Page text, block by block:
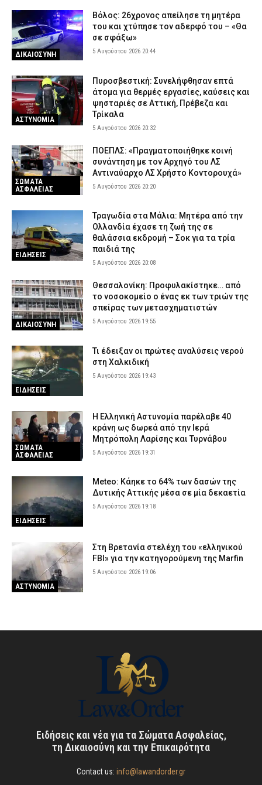
ΔΙΚΑΙΟΣΥΝΗ
Βόλος: 26χρονος απείλησε τη μητέρα
του και χτύπησε τον αδερφό του – «Θα
σε σφάξω»
5 Αυγούστου 2026 20:44
ΑΣΤΥΝΟΜΙΑ
Πυροσβεστική: Συνελήφθησαν επτά
άτομα για θερμές εργασίες, καύσεις και
ψησταριές σε Αττική, Πρέβεζα και
Τρίκαλα
5 Αυγούστου 2026 20:32
ΣΩΜΑΤΑ
ΑΣΦΑΛΕΙΑΣ
ΠΟΕΠΛΣ: «Πραγματοποιήθηκε κοινή
συνάντηση με τον Αρχηγό του ΛΣ
Αντιναύαρχο ΛΣ Χρήστο Κοντορουχά»
5 Αυγούστου 2026 20:20
ΕΙΔΗΣΕΙΣ
Τραγωδία στα Μάλια: Μητέρα από την
Ολλανδία έχασε τη ζωή της σε
θαλάσσια εκδρομή – Σοκ για τα τρία
παιδιά της
5 Αυγούστου 2026 20:08
ΔΙΚΑΙΟΣΥΝΗ
Θεσσαλονίκη: Προφυλακίστηκε… από
το νοσοκομείο ο ένας εκ των τριών της
σπείρας των μετασχηματιστών
5 Αυγούστου 2026 19:55
ΕΙΔΗΣΕΙΣ
Τι έδειξαν οι πρώτες αναλύσεις νερού
στη Χαλκιδική
5 Αυγούστου 2026 19:43
ΣΩΜΑΤΑ
ΑΣΦΑΛΕΙΑΣ
Η Ελληνική Αστυνομία παρέλαβε 40
κράνη ως δωρεά από την Ιερά
Μητρόπολη Λαρίσης και Τυρνάβου
5 Αυγούστου 2026 19:31
ΕΙΔΗΣΕΙΣ
Meteo: Κάηκε το 64% των δασών της
Δυτικής Αττικής μέσα σε μία δεκαετία
5 Αυγούστου 2026 19:18
ΑΣΤΥΝΟΜΙΑ
Στη Βρετανία στελέχη του «ελληνικού
FBI» για την κατηγορούμενη της Marfin
5 Αυγούστου 2026 19:06
Ειδήσεις και νέα για τα Σώματα Ασφαλείας,
τη Δικαιοσύνη και την Επικαιρότητα
Contact us: info@lawandorder.gr